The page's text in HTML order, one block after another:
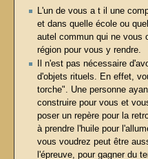
L'un de vous a t il une
et dans quelle école ou
autel commun qui ne vous
région pour vous y rendre.
Il n'est pas nécessaire
d'objets rituels. En effet,
torche". Une personne
construire pour vous et
poser un repère pour la
à prendre l'huile pour
vous voudrez peut être
l'épreuve, pour gagner du